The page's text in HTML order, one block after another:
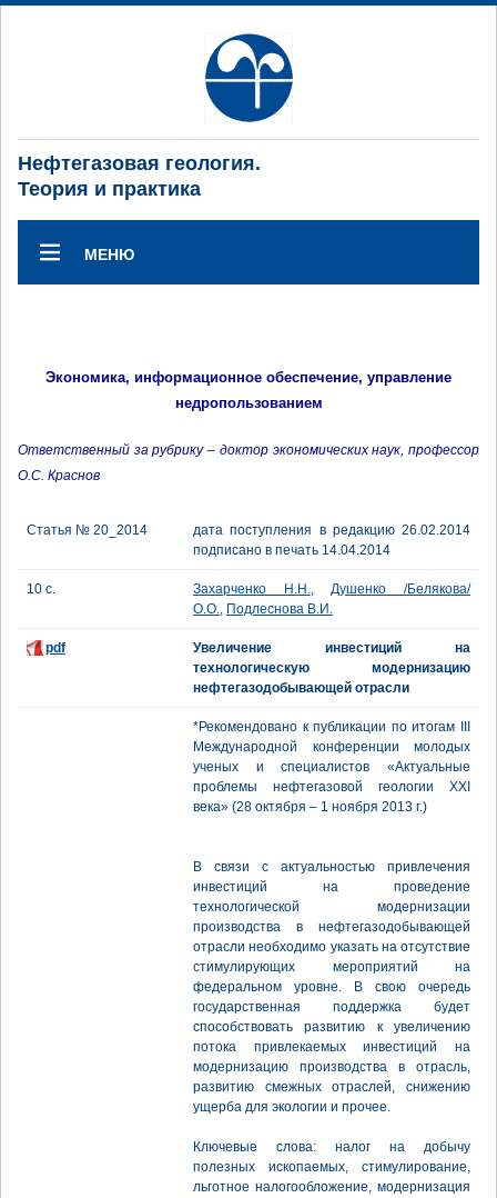
Нефтегазовая геология.
Теория и практика
МЕНЮ
Экономика, информационное обеспечение, управление
недропользованием
Ответственный за рубрику – доктор экономических наук, профессор
О.С. Краснов
Статья № 20_2014
дата поступления в редакцию 26.02.2014
подписано в печать 14.04.2014
10 с. Захарченко Н.Н.,Душенко /Белякова/
О.О., Подлеснова В.И.
pdf
Увеличение инвестиций на
технологическую модернизацию
нефтегазодобывающей отрасли
*Рекомендовано к публикации по итогам III
Международной конференции молодых
ученых и специалистов «Актуальные
проблемы нефтегазовой геологии XXI
века» (28 октября – 1 ноября 2013 г.)
В связи с актуальностью привлечения
инвестиций на проведение
технологической модернизации
производства в нефтегазодобывающей
отрасли необходимо указать на отсутствие
стимулирующих мероприятий на
федеральном уровне. В свою очередь
государственная поддержка будет
способствовать развитию к увеличению
потока привлекаемых инвестиций на
модернизацию производства в отрасль,
развитию смежных отраслей, снижению
ущерба для экологии и прочее.
Ключевые слова: налог на добычу
полезных ископаемых, стимулирование,
льготное налогообложение, модернизация